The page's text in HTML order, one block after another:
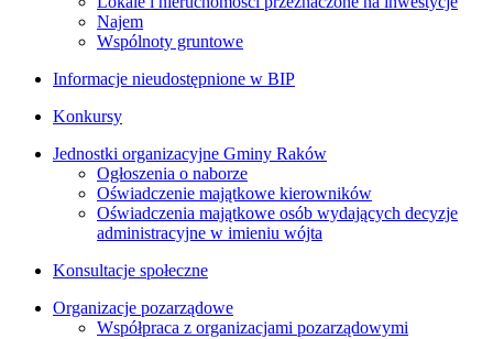
Najem
Wspólnoty gruntowe
Informacje nieudostępnione w BIP
Konkursy
Jednostki organizacyjne Gminy Raków
Ogłoszenia o naborze
Oświadczenie majątkowe kierowników
Oświadczenia majątkowe osób wydających decyzje
administracyjne w imieniu wójta
Konsultacje społeczne
Organizacje pozarządowe
Współpraca z organizacjami pozarządowymi